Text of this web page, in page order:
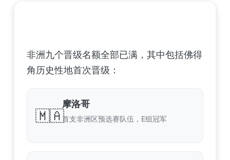
非洲九个晋级名额全部已满，其中包括佛得
角历史性地首次晋级：
🇲🇦
摩洛哥
首支非洲区预选赛队伍，E组冠军